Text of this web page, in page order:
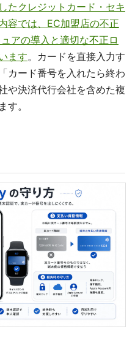
たクレジットカード・セキ
容では、EC加盟店の不正
アの導入と適切な不正ロ
ます。カードを直接入力す
カード番号を入れたら終わ
や決済代行会社を含めた複
す。